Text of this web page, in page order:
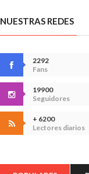
NUESTRAS REDES
2292
Fans
19900
Seguidores
+ 6200
Lectores diarios